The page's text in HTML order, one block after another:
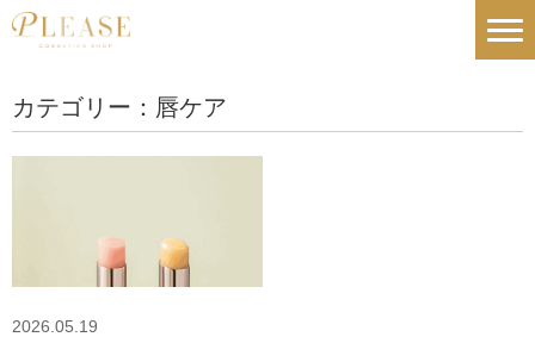
カテゴリー：唇ケア
2026.05.19